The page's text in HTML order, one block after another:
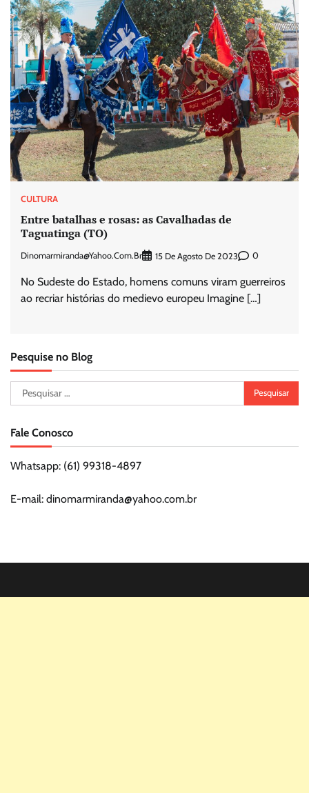
CULTURA
Entre batalhas e rosas: as Cavalhadas de
Taguatinga (TO)
Dinomarmiranda@yahoo.com.br 15 De Agosto De 2023 0
No Sudeste do Estado, homens comuns viram guerreiros
ao recriar histórias do medievo europeu Imagine […]
Pesquise no Blog
Pesquisar
por:
Fale Conosco
Whatsapp: (61) 99318-4897
E-mail: dinomarmiranda@yahoo.com.br